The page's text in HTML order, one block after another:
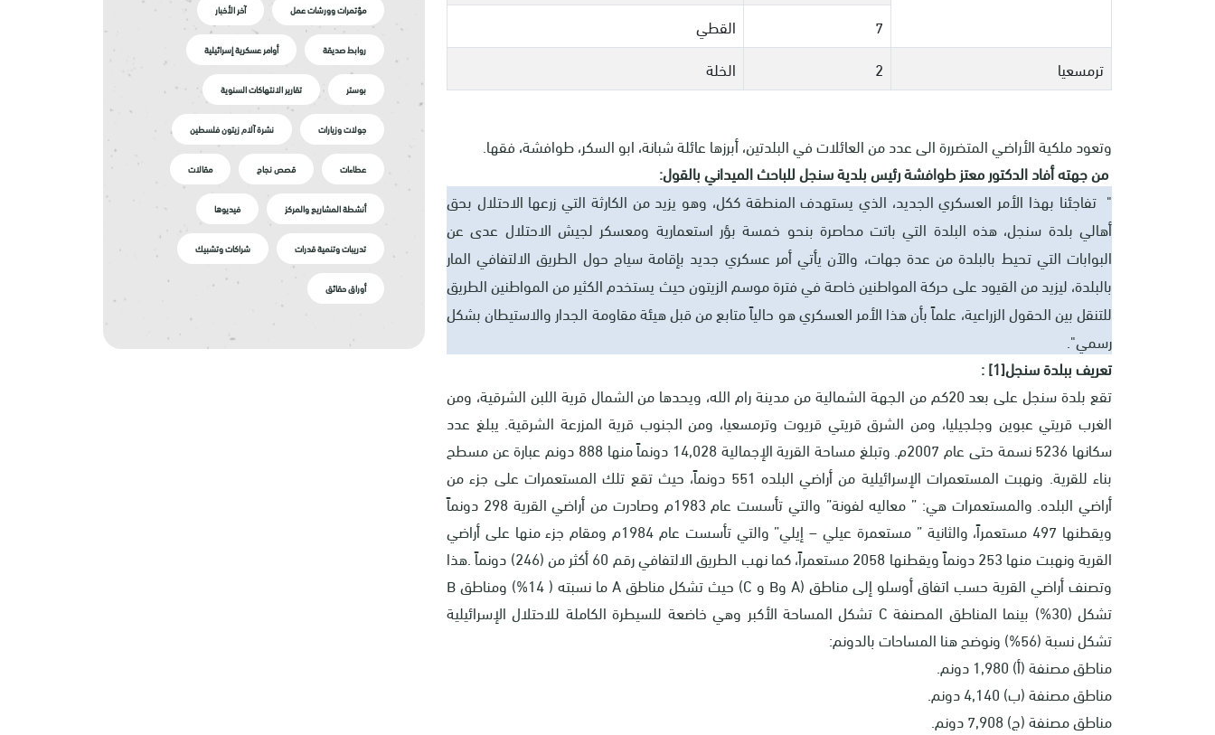
7
القطي
ترمسعيا
2 الخلة
وتعود ملكية الأراضي المتضررة الى عدد من العائلات في البلدتين، أبرزها عائلة شبانة، ابو السكر، طوافشة، فقها.
من جهته أفاد الدكتور معتز طوافشة رئيس بلدية سنجل للباحث الميداني بالقول:
" تفاجئنا بهذا الأمر العسكري الجديد، الذي يستهدف المنطقة ككل، وهو يزيد من الكارثة التي زرعها الاحتلال بحق
أهالي بلدة سنجل، هذه البلدة التي باتت محاصرة بنحو خمسة بؤر استعمارية ومعسكر لجيش الاحتلال عدى عن
البوابات التي تحيط بالبلدة من عدة جهات، والآن يأتي أمر عسكري جديد بإقامة سياج حول الطريق الالتفافي المار
بالبلدة، ليزيد من القيود على حركة المواطنين خاصة في فترة موسم الزيتون حيث يستخدم الكثير من المواطنين الطريق
للتنقل بين الحقول الزراعية، علماً بأن هذا الأمر العسكري هو حالياً متابع من قبل هيئة مقاومة الجدار والاستيطان بشكل
رسمي".
تعريف ببلدة سنجل[1]
:
تقع بلدة سنجل على بعد 20كم من الجهة الشمالية من مدينة رام الله، ويحدها من الشمال قرية اللبن الشرقية، ومن
الغرب قريتي عبوين وجلجيليا، ومن الشرق قريتي قريوت وترمسعيا، ومن الجنوب قرية المزرعة الشرقية. يبلغ عدد
سكانها 5236 نسمة حتى عام 2007م. وتبلغ مساحة القرية الإجمالية 14,028 دونماً منها 888 دونم عبارة عن مسطح
بناء للقرية. ونهبت المستعمرات الإسرائيلية من أراضي البلده 551 دونماً، حيث تقع تلك المستعمرات على جزء من
أراضي البلده. والمستعمرات هي: ” معاليه لفونة” والتي تأسست عام 1983م وصادرت من أراضي القرية 298 دونماً
ويقطنها 497 مستعمراً، والثانية ” مستعمرة عيلي – إيلي” والتي تأسست عام 1984م ومقام جزء منها على أراضي
القرية ونهبت منها 253 دونماً ويقطنها 2058 مستعمراً، كما نهب الطريق الالتفافي رقم 60 أكثر من (246) دونماً .هذا
وتصنف أراضي القرية حسب اتفاق أوسلو إلى مناطق (A وB و C) حيث تشكل مناطق A ما نسبته ( 14%) ومناطق B
تشكل (30%) بينما المناطق المصنفة C تشكل المساحة الأكبر وهي خاضعة للسيطرة الكاملة للاحتلال الإسرائيلية
تشكل نسبة (56%) ونوضح هنا المساحات بالدونم:
مناطق مصنفة (أ) 1,980 دونم.
مناطق مصنفة (ب) 4,140 دونم.
مناطق مصنفة (ج) 7,908 دونم.
مؤتمرات وورشات عمل آخر الأخبار
روابط صديقة أوامر عسكرية إسرائيلية
بوستر تقارير الانتهاكات السنوية
جولات وزيارات نشرة آلام زيتون فلسطين
عطاءات قصص نجاح مقالات
أنشطة المشاريع والمركز فيديوها
تدريبات وتنمية قدرات شراكات وتشبيك
أوراق حقائق